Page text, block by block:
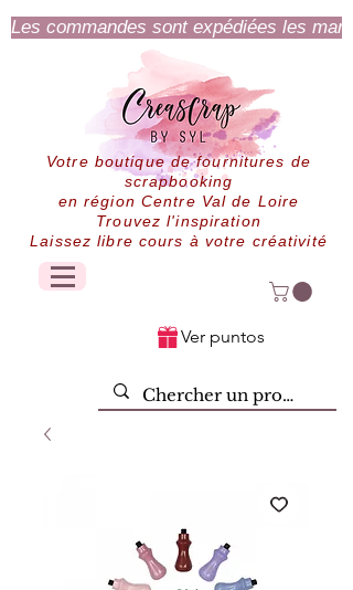
Les commandes sont expédiées les
Votre boutique de fournitures de
scrapbooking
en région Centre Val de Loire
Trouvez l'inspiration
Laissez libre cours à votre créativité
Ver puntos